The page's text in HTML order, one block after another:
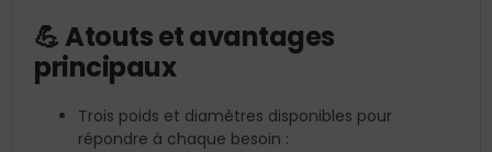
💪 Atouts et avantages
principaux
Trois poids et diamètres disponibles pour
répondre à chaque besoin :